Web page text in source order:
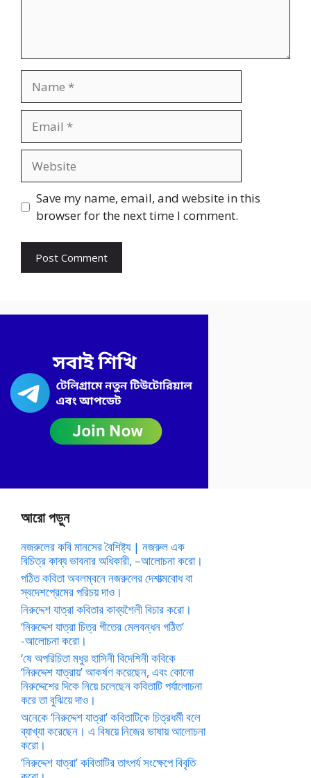
Save my name, email, and website in this
browser for the next time I comment.
আরো পড়ুন
নজরুলের কবি মানসের বৈশিষ্ট্য | নজরুল এক
বিচিত্র কাব্য ভাবনার অধিকারী, –আলোচনা করো।
পঠিত কবিতা অবলম্বনে নজরুলের দেশাত্মবোধ বা
স্বদেশপ্রেমের পরিচয় দাও।
নিরুদ্দেশ যাত্রা কবিতার কাব্যশৈলী বিচার করো।
‘নিরুদ্দেশ যাত্রা চিত্র গীতের মেলবন্ধন গঠিত’
-আলোচনা করো।
‘ষে অপরিচিতা মধুর হাসিনী বিদেশিনী কবিকে
‘নিরুদ্দেশ যাত্রায়’ আকর্ষণ করেছেন, এবং কোনো
নিরুদ্দেশের দিকে নিয়ে চলেছেন কবিতাটি পর্যালোচনা
করে তা বুঝিয়ে দাও।
অনেকে ‘নিরুদ্দেশ যাত্রা’ কবিতাটিকে চিত্রধর্মী বলে
ব্যাখ্যা করেছেন। এ বিষয়ে নিজের ভাষায় আলোচনা
করো।
‘নিরুদ্দেশ যাত্রা’ কবিতাটির তাৎপর্য সংক্ষেপে বিবৃতি